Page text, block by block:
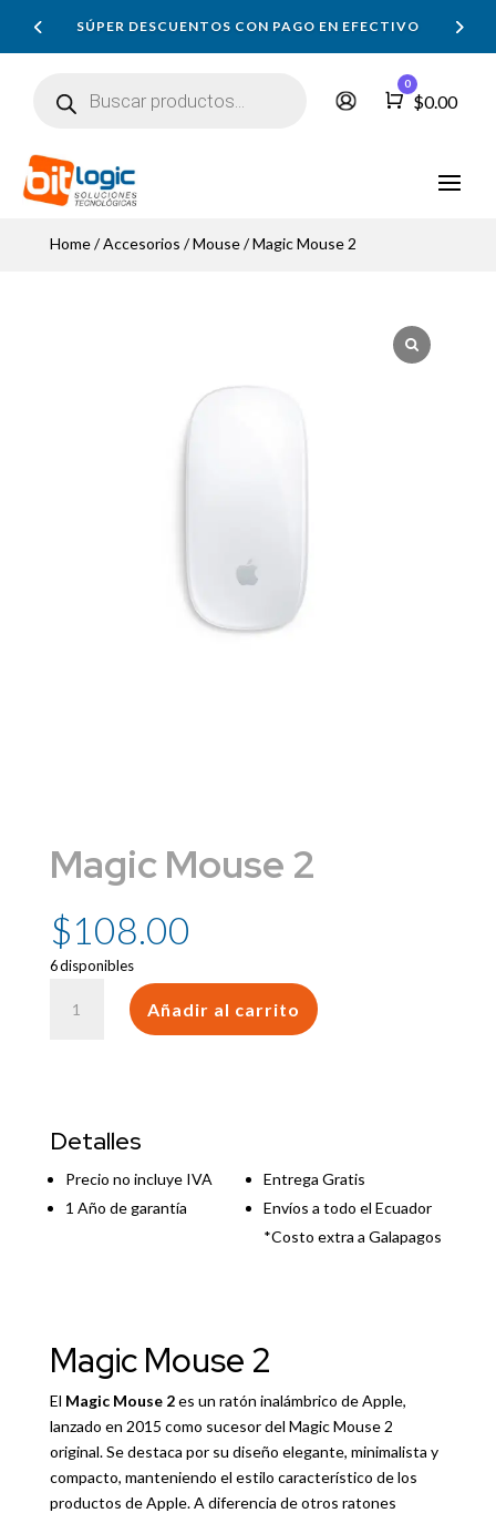
SÚPER DESCUENTOS CON PAGO EN EFECTIVO
productos
Carro
0
$0.00
Home/Accesorios /Mouse/ Magic Mouse 2
Magic Mouse 2
$108.00
6 disponibles
Mouse
Añadir al carrito
Detalles
Precio no incluye IVA
1 Año de garantía
Entrega Gratis
Envíos a todo el Ecuador
*Costo extra a Galapagos
Magic Mouse 2
El Magic Mouse 2es un ratón inalámbrico deApple,
lanzado en 2015 como sucesor del Magic Mouse 2
original. Se destaca por su diseño elegante, minimalista y
compacto, manteniendo el estilo característico de los
productos de Apple. A diferencia de otros ratones